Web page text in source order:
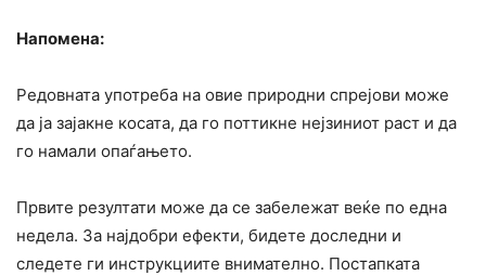
Напомена:
Редовната употреба на овие природни спрејови може
да ја зајакне косата, да го поттикне нејзиниот раст и да
го намали опаѓањето.
Првите резултати може да се забележат веќе по една
недела. За најдобри ефекти, бидете доследни и
следете ги инструкциите внимателно. Постапката